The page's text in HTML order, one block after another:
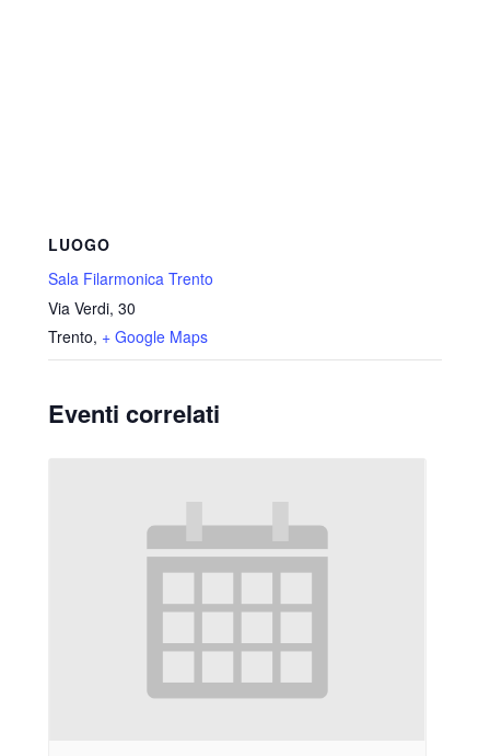
LUOGO
Sala Filarmonica Trento
Via Verdi, 30
Trento, + Google Maps
Eventi correlati